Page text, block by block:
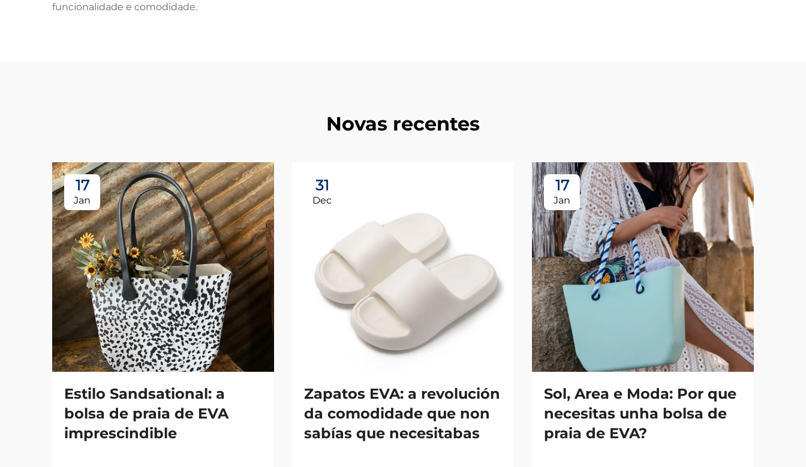
funcionalidade e comodidade.
Novas recentes
17
Jan
Estilo Sandsational: a
bolsa de praia de EVA
imprescindible
31
Dec
Zapatos EVA: a revolución
da comodidade que non
sabías que necesitabas
17
Jan
Sol, Area e Moda: Por que
necesitas unha bolsa de
praia de EVA?